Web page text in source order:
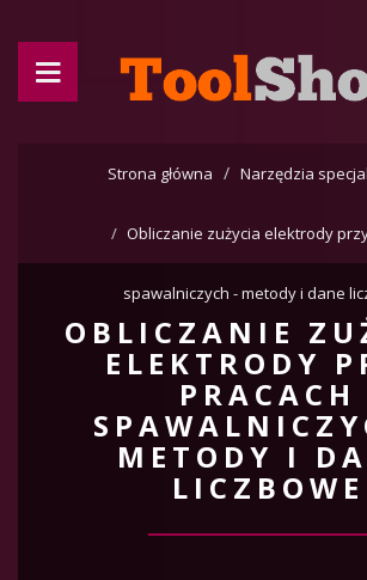
Strona główna Narzędzia
Obliczanie zużycia elektrody
spawalniczych - metody i dane
OBLICZANIE
ELEKTRODY
PRACACH
METODY I
LICZBOWE